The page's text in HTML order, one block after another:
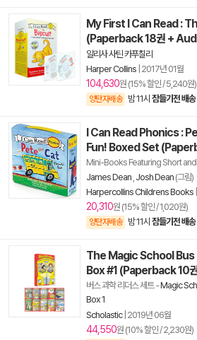
My First I Can Read :
(Paperback 18권 +
알리사 사틴 카푸칠리
Harper Collins 2017년 01월
104,630원 (15% 할인 / 5,240원)
양탄자배송 밤 11시 잠들기전 배송
I Can Read Phonics :
Fun! Boxed Set
Mini-Books Featuring Short
James Dean Josh Dean (그림)
Harpercollins Childrens Books
20,310원 (15% 할인 / 1,020원)
양탄자배송 밤 11시 잠들기전 배송
The Magic School
Box #1 (Paperback 10
버스 과학 리더스 세트-Magic
Box 1
Scholastic| 2019년 06월
44,550원 (10% 할인 / 2,230원)